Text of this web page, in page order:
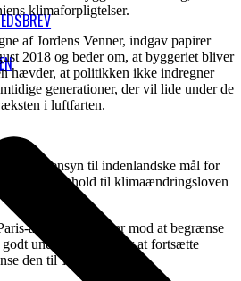
klimaforpligtelser.
af Jordens Venner, indgav papirer
2018 og beder om, at byggeriet bliver
hævder, at politikken ikke indregner
generationer, der vil lide under de
i luftfarten.
tages hensyn til indenlandske mål for
i henhold til klimaændringsloven
aftalen, der sigter mod at begrænse
under 2 ° C og for at fortsætte
den til 1,5 ° C;